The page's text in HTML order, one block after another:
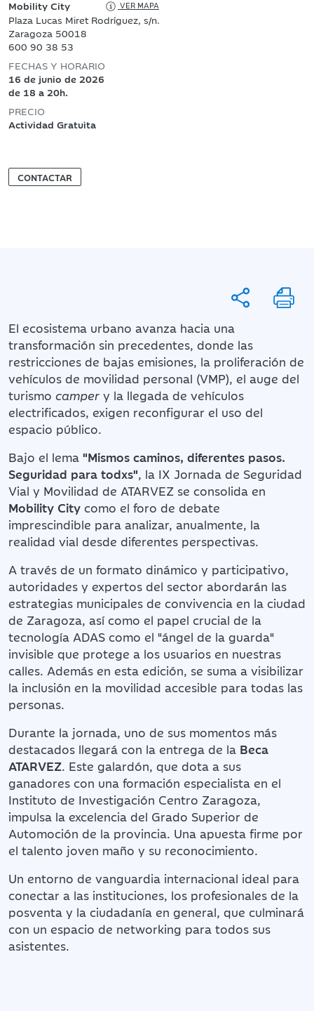
Mobility City
VER MAPA
Plaza Lucas Miret Rodríguez, s/n.
Zaragoza 50018
600 90 38 53
FECHAS Y HORARIO
16 de junio de 2026
de 18 a 20h.
PRECIO
Actividad Gratuita
CONTACTAR
El ecosistema urbano avanza hacia una
transformación sin precedentes, donde las
restricciones de bajas emisiones, la proliferación de
vehículos de movilidad personal (VMP), el auge del
turismo camper y la llegada de vehículos
electrificados, exigen reconfigurar el uso del
espacio público.
Bajo el lema "Mismos caminos, diferentes pasos.
Seguridad para todxs", la IX Jornada de Seguridad
Vial y Movilidad de ATARVEZ se consolida en
Mobility City como el foro de debate
imprescindible para analizar, anualmente, la
realidad vial desde diferentes perspectivas.
A través de un formato dinámico y participativo,
autoridades y expertos del sector abordarán las
estrategias municipales de convivencia en la ciudad
de Zaragoza, así como el papel crucial de la
tecnología ADAS como el "ángel de la guarda"
invisible que protege a los usuarios en nuestras
calles. Además en esta edición, se suma a visibilizar
la inclusión en la movilidad accesible para todas las
personas.
Durante la jornada, uno de sus momentos más
destacados llegará con la entrega de la Beca
ATARVEZ. Este galardón, que dota a sus
ganadores con una formación especialista en el
Instituto de Investigación Centro Zaragoza,
impulsa la excelencia del Grado Superior de
Automoción de la provincia. Una apuesta firme por
el talento joven maño y su reconocimiento.
Un entorno de vanguardia internacional ideal para
conectar a las instituciones, los profesionales de la
posventa y la ciudadanía en general, que culminará
con un espacio de networking para todos sus
asistentes.